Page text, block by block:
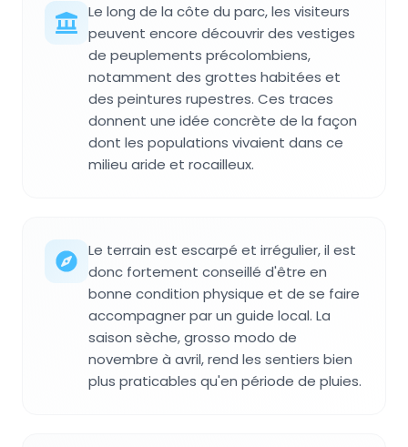
Le long de la côte du parc, les visiteurs
peuvent encore découvrir des vestiges
de peuplements précolombiens,
notamment des grottes habitées et
des peintures rupestres. Ces traces
donnent une idée concrète de la façon
dont les populations vivaient dans ce
milieu aride et rocailleux.
Le terrain est escarpé et irrégulier, il est
donc fortement conseillé d'être en
bonne condition physique et de se faire
accompagner par un guide local. La
saison sèche, grosso modo de
novembre à avril, rend les sentiers bien
plus praticables qu'en période de pluies.